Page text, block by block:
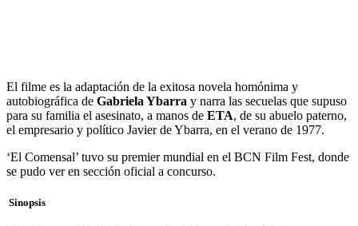
El filme es la adaptación de la exitosa novela homónima y
autobiográfica de Gabriela Ybarra y narra las secuelas que supuso
para su familia el asesinato, a manos de ETA, de su abuelo paterno,
el empresario y político Javier de Ybarra, en el verano de 1977.
‘El Comensal’ tuvo su premier mundial en el BCN Film Fest, donde
se pudo ver en sección oficial a concurso.
Sinopsis